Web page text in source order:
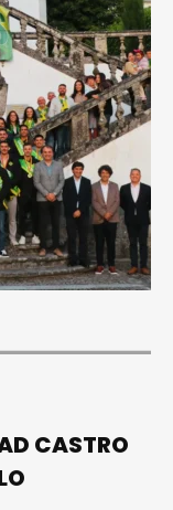
CASTRO